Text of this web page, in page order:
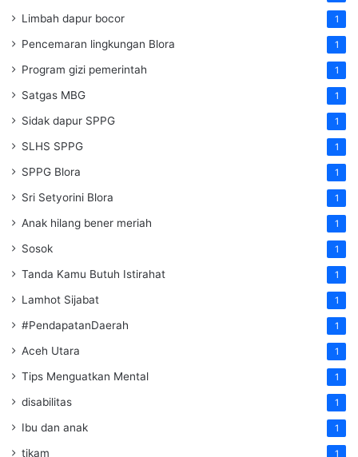
Limbah dapur bocor 1
Pencemaran lingkungan Blora 1
Program gizi pemerintah 1
Satgas MBG 1
Sidak dapur SPPG 1
SLHS SPPG 1
SPPG Blora 1
Sri Setyorini Blora 1
Anak hilang bener meriah 1
Sosok 1
Tanda Kamu Butuh Istirahat 1
Lamhot Sijabat 1
#PendapatanDaerah 1
Aceh Utara 1
Tips Menguatkan Mental 1
disabilitas 1
Ibu dan anak 1
tikam 1